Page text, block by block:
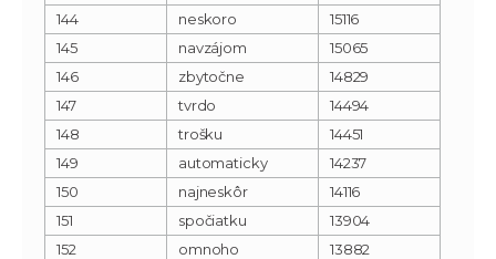
144
neskoro
15116
145
navzájom
15065
146
zbytočne
14829
147
tvrdo
14494
148
trošku
14451
149
automaticky
14237
150
najneskôr
14116
151
spočiatku
13904
152
omnoho
13882